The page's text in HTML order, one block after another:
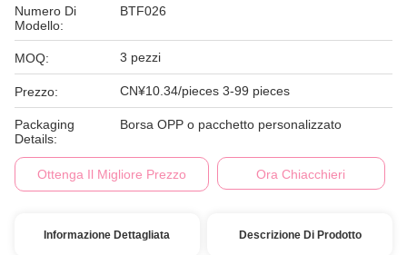
Numero Di
Modello:
BTF026
MOQ: 3 pezzi
Prezzo: CN¥10.34/pieces 3-99 pieces
Packaging
Details:
Borsa OPP o pacchetto personalizzato
Ottenga Il Migliore Prezzo Ora Chiacchieri
Informazione Dettagliata Descrizione Di Prodotto